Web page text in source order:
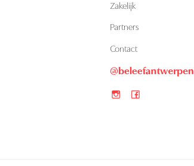
Zakelijk
Partners
Contact
@beleefantwerpen